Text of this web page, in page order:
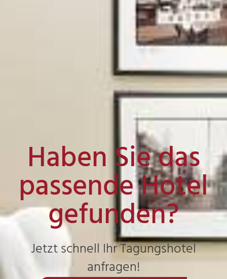
Haben Sie das
passende Hotel
gefunden?
Jetzt schnell Ihr Tagungshotel
anfragen!